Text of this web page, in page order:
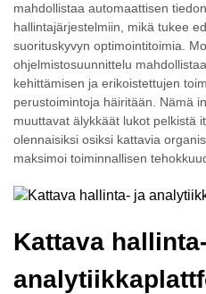
mahdollistaa automaattisen
hallintajärjestelmiin, mikä tukee
suorituskyvyn optimointitoimia.
ohjelmistosuunnittelu
kehittämisen ja erikoistettujen
perustoimintoja häiritään. Nämä
muuttavat älykkäät lukot pelkistä
olennaisiksi osiksi kattavia
maksimoi toiminnallisen
Kattava